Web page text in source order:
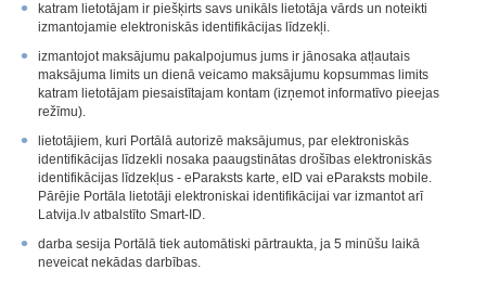
katram lietotājam ir piešķirts savs unikāls lietotāja vārds un noteikti
izmantojamie elektroniskās identifikācijas līdzekļi.
izmantojot maksājumu pakalpojumus jums ir jānosaka atļautais
maksājuma limits un dienā veicamo maksājumu kopsummas limits
katram lietotājam piesaistītajam kontam (izņemot informatīvo pieejas
režīmu).
lietotājiem, kuri Portālā autorizē maksājumus, par elektroniskās
identifikācijas līdzekli nosaka paaugstinātas drošības elektroniskās
identifikācijas līdzekļus - eParaksts karte, eID vai eParaksts mobile.
Pārējie Portāla lietotāji elektroniskai identifikācijai var izmantot arī
Latvija.lv atbalstīto Smart-ID.
darba sesija Portālā tiek automātiski pārtraukta, ja 5 minūšu laikā
neveicat nekādas darbības.